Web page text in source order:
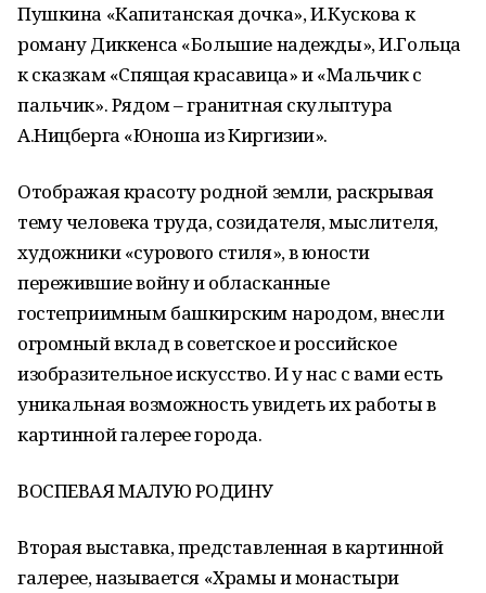
Пушкина «Капитанская дочка», И.Кускова к
роману Диккенса «Большие надежды», И.Гольца
к сказкам «Спящая красавица» и «Мальчик с
пальчик». Рядом – гранитная скульптура
А.Ницберга «Юноша из Киргизии».
Отображая красоту родной земли, раскрывая
тему человека труда, созидателя, мыслителя,
художники «сурового стиля», в юности
пережившие войну и обласканные
гостеприимным башкирским народом, внесли
огромный вклад в советское и российское
изобразительное искусство. И у нас с вами есть
уникальная возможность увидеть их работы в
картинной галерее города.
ВОСПЕВАЯ МАЛУЮ РОДИНУ
Вторая выставка, представленная в картинной
галерее, называется «Храмы и монастыри